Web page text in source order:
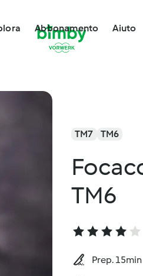
Abbonamento Aiuto
TM7 TM6
TM6
Prep. 15min